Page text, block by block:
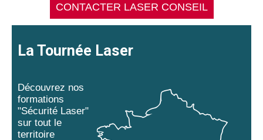
CONTACTER LASER CONSEIL
La Tournée Laser
Découvrez nos
formations
"Sécurité Laser"
sur tout le
territoire